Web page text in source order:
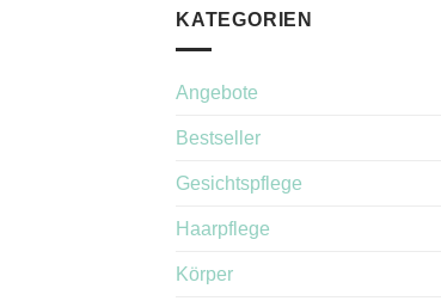
KATEGORIEN
Angebote
Bestseller
Gesichtspflege
Haarpflege
Körper